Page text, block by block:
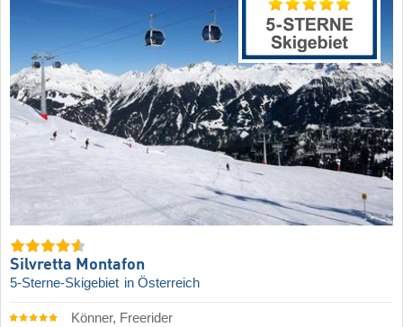
Silvretta Montafon
5-Sterne-Skigebiet in Österreich
Könner, Freerider